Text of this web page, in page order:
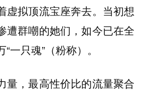
虚拟顶流宝座奔去。当初想
遭群嘲的她们，如今已在全
一只魂”（粉称）。
量，最高性价比的流量聚合